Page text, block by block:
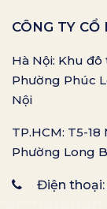
CÔNG TY
Hà Nội: Khu
Phường Phúc
Nội
TP.HCM: T5-
Phường Long
Điện thoại: